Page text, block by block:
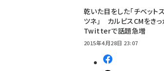
乾いた目をした「チベット
ツネ」 カルピスCMをき
Twitterで話題急増
2015年4月28日 23:07